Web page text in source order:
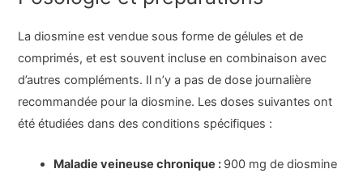
La diosmine est vendue sous forme de gélules et de
comprimés, et est souvent incluse en combinaison avec
d’autres compléments. Il n’y a pas de dose journalière
recommandée pour la diosmine. Les doses suivantes ont
été étudiées dans des conditions spécifiques :
Maladie veineuse chronique : 900 mg de diosmine